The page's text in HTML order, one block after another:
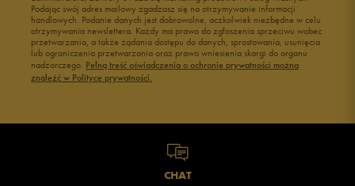
Podając swój adres mailowy zgadzasz się na otrzymywanie informacji
handlowych. Podanie danych jest dobrowolne, aczkolwiek niezbędne w celu
otrzymywania newslettera. Każdy ma prawo do zgłoszenia sprzeciwu wobec
przetwarzania, a także żądania dostępu do danych, sprostowania, usunięcia
lub ograniczenia przetwarzania oraz prawo wniesienia skargi do organu
nadzorczego. Pełną treść oświadczenia o ochronie prywatności można
znaleźć w Polityce prywatności.
CHAT